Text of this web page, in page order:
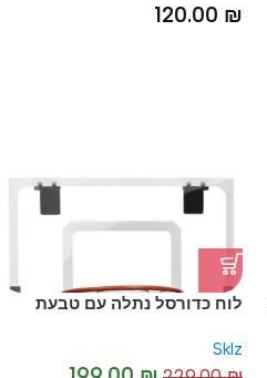
120.00 ₪
לוח כדורסל נתלה עם טבעת
Over
Sklz